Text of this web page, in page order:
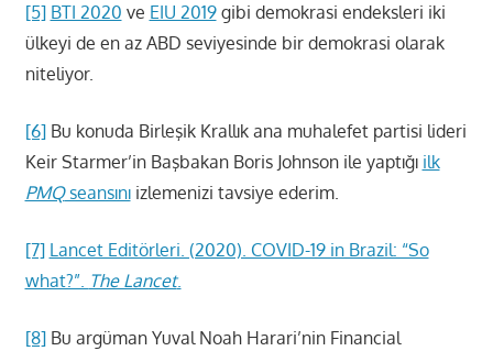
[5] BTI 2020 ve EIU 2019gibi demokrasi endeksleri iki
ülkeyi de en az ABD seviyesinde bir demokrasi olarak
niteliyor.
[6]Bu konuda Birleşik Krallık ana muhalefet partisi lideri
Keir Starmer’in Başbakan Boris Johnson ile yaptığı ilk
PMQseansınıizlemenizi tavsiye ederim.
[7] Lancet Editörleri. (2020). COVID-19 in Brazil: “So
what?”. The Lancet.
[8]Bu argüman Yuval Noah Harari’nin Financial